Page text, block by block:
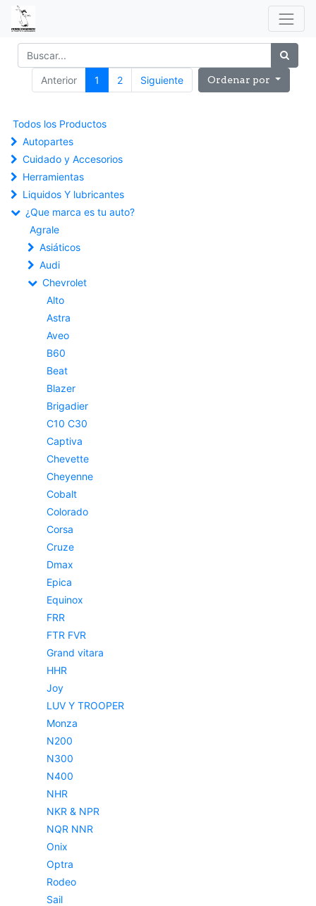
Anterior 1 2 Siguiente Ordenar por
Todos los Productos
Autopartes
Cuidado y Accesorios
Herramientas
Liquidos Y lubricantes
¿Que marca es tu auto?
Agrale
Asiáticos
Audi
Chevrolet
Alto
Astra
Aveo
B60
Beat
Blazer
Brigadier
C10 C30
Captiva
Chevette
Cheyenne
Cobalt
Colorado
Corsa
Cruze
Dmax
Epica
Equinox
FRR
FTR FVR
Grand vitara
HHR
Joy
LUV Y TROOPER
Monza
N200
N300
N400
NHR
NKR & NPR
NQR NNR
Onix
Optra
Rodeo
Sail